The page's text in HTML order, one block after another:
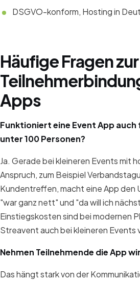
DSGVO-konform, Hosting in
Häufige Fragen zur
Apps
Funktioniert eine Event App auch
unter 100 Personen?
Ja. Gerade bei kleineren Events mit
Anspruch, zum Beispiel
Kundentreffen, macht eine App den
"war ganz nett" und "da will ich
Einstiegskosten sind bei modernen
Streavent auch bei kleineren Events
Nehmen Teilnehmende die App
Das hängt stark von der